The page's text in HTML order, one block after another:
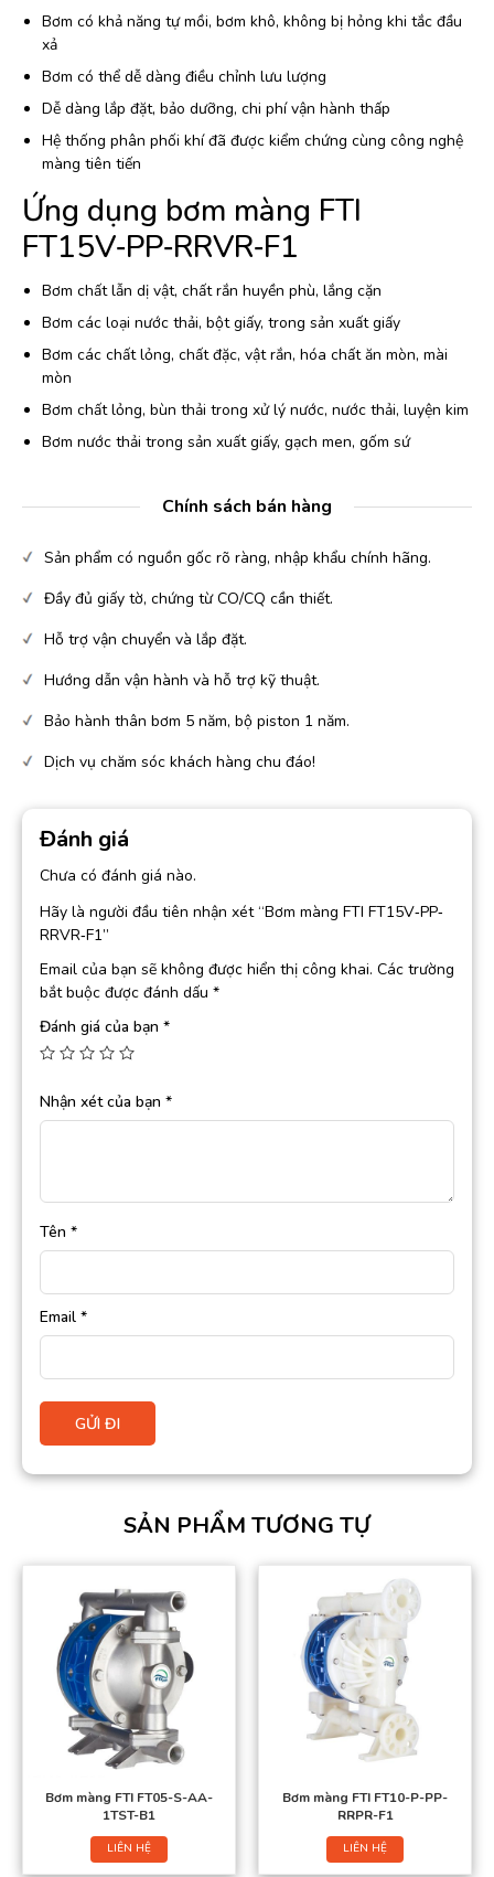
Bơm có khả năng tự mồi, bơm khô, không bị hỏng khi tắc đầu
xả
Bơm có thể dễ dàng điều chỉnh lưu lượng
Dễ dàng lắp đặt, bảo dưỡng, chi phí vận hành thấp
Hệ thống phân phối khí đã được kiểm chứng cùng công nghệ
màng tiên tiến
Ứng dụng bơm màng FTI
FT15V‐PP‐RRVR‐F1
Bơm chất lẫn dị vật, chất rắn huyền phù, lắng cặn
Bơm các loại nước thải, bột giấy, trong sản xuất giấy
Bơm các chất lỏng, chất đặc, vật rắn, hóa chất ăn mòn, mài
mòn
Bơm chất lỏng, bùn thải trong xử lý nước, nước thải, luyện kim
Bơm nước thải trong sản xuất giấy, gạch men, gốm sứ
Chính sách bán hàng
Sản phẩm có nguồn gốc rõ ràng, nhập khẩu chính hãng.
Đầy đủ giấy tờ, chứng từ CO/CQ cần thiết.
Hỗ trợ vận chuyển và lắp đặt.
Hướng dẫn vận hành và hỗ trợ kỹ thuật.
Bảo hành thân bơm 5 năm, bộ piston 1 năm.
Dịch vụ chăm sóc khách hàng chu đáo!
Đánh giá
Chưa có đánh giá nào.
Hãy là người đầu tiên nhận xét “Bơm màng FTI FT15V‐PP‐
RRVR‐F1”
Email của bạn sẽ không được hiển thị công khai. Các trường
bắt buộc được đánh dấu *
Đánh giá của bạn *
Nhận xét của bạn *
Tên *
Email *
SẢN PHẨM TƯƠNG TỰ
Bơm màng FTI FT05-S-AA-
1TST-B1
LIÊN HỆ
Bơm màng FTI FT10-P-PP-
RRPR-F1
LIÊN HỆ